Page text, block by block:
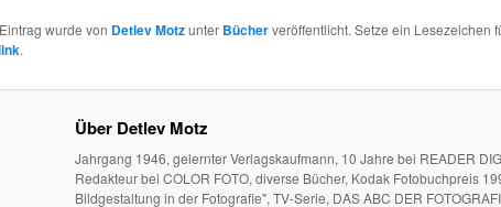
wurde von Detlev Motzunter Bücherveröffentlicht. Setze ein Lesezeichen
.
Über Detlev Motz
Jahrgang 1946, gelernter Verlagskaufmann, 10 Jahre bei READER
Redakteur bei COLOR FOTO, diverse Bücher, Kodak Fotobuchpreis
Bildgestaltung in der Fotografie", TV-Serie, DAS ABC DER